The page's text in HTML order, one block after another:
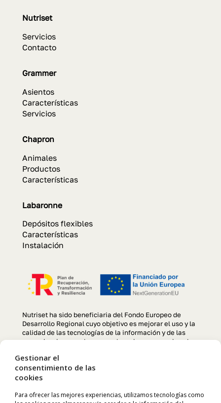
Gestionar el
consentimiento de las
cookies
Para ofrecer las mejores experiencias, utilizamos tecnologías como
Nutriset
Servicios
Contacto
Grammer
Asientos
Características
Servicios
Chapron
Animales
Productos
Características
Labaronne
Depósitos flexibles
Características
Instalación
Nutriset ha sido beneficiaria del Fondo Europeo de
Desarrollo Regional cuyo objetivo es mejorar el uso y la
calidad de las tecnologías de la información y de las
comunicaciones y el acceso a las mismas y gracias al
optimización de la página web, para la mejora de
competitividad y productividad de la empresa durante el
año 2022. Para ello ha contado con el apoyo del
Manresa. «Una manera de hacer Europa»